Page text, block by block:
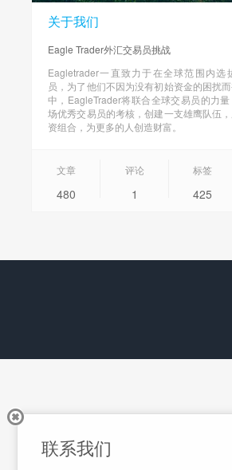
关于我们
Eagle Trader外汇交易员挑战
Eagletrader一直致力于在全球范围内选
员，为了他们不因为没有初始资金的困扰
中，EagleTrader将联合全球交易员的力
场优秀交易员的考核，创建一支雄鹰队伍
资组合，为更多的人创造财富。
文章
480
评论
1
标签
425
联系我们